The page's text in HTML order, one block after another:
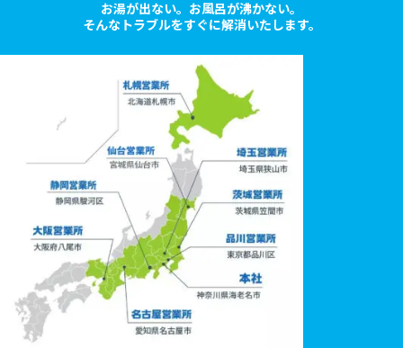
お湯が出ない。お風呂が沸かない。
そんなトラブルをすぐに解消いたします。